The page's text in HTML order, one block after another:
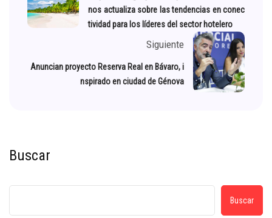
nos actualiza sobre las tendencias en conec
tividad para los líderes del sector hotelero
Siguiente
Anuncian proyecto Reserva Real en Bávaro, i
nspirado en ciudad de Génova
Buscar
Buscar